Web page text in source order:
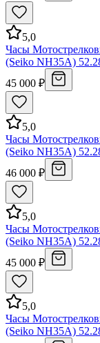
5,0
Часы
(Seiko NH35A)
45 000 ₽
5,0
Часы
(Seiko NH35A)
46 000 ₽
5,0
Часы
(Seiko NH35A)
45 000 ₽
5,0
Часы
(Seiko NH35A)